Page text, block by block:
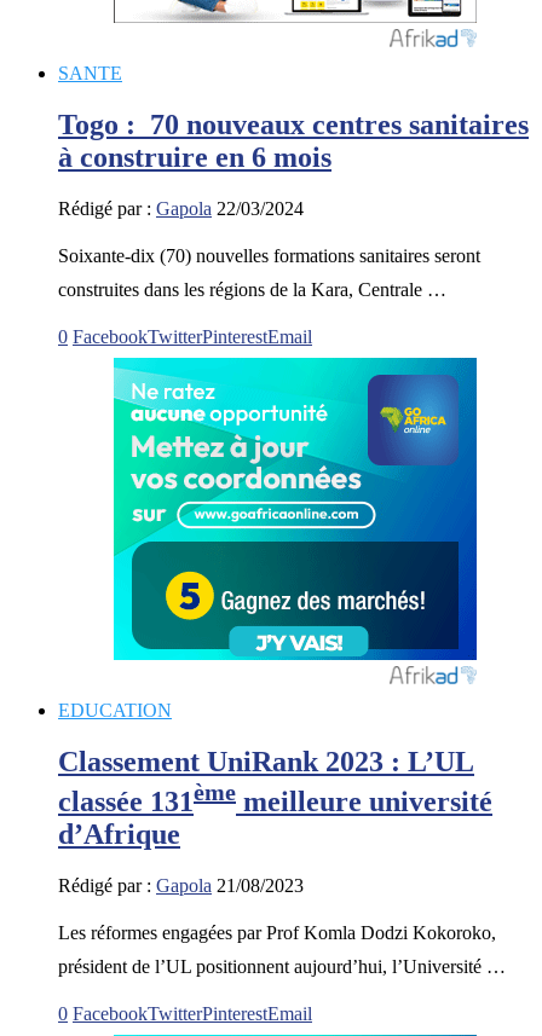
SANTE
Togo : 70 nouveaux centres sanitaires
à construire en 6 mois
Rédigé par : Gapola 22/03/2024
Soixante-dix (70) nouvelles formations sanitaires seront
construites dans les régions de la Kara, Centrale …
0 FacebookTwitterPinterestEmail
EDUCATION
Classement UniRank 2023 : L’UL
classée 131ème meilleure université
d’Afrique
Rédigé par : Gapola 21/08/2023
Les réformes engagées par Prof Komla Dodzi Kokoroko,
président de l’UL positionnent aujourd’hui, l’Université …
0 FacebookTwitterPinterestEmail